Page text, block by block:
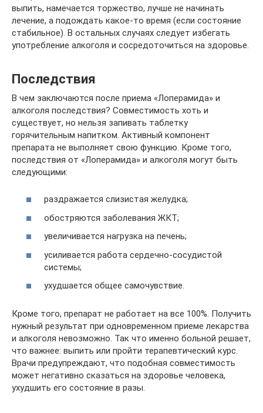
выпить, намечается торжество, лучше не начинать
лечение, а подождать какое-то время (если состояние
стабильное). В остальных случаях следует избегать
употребление алкоголя и сосредоточиться на здоровье.
Последствия
В чем заключаются после приема «Лоперамида» и
алкоголя последствия? Совместимость хоть и
существует, но нельзя запивать таблетку
горячительным напитком. Активный компонент
препарата не выполняет свою функцию. Кроме того,
последствия от «Лоперамида» и алкоголя могут быть
следующими:
раздражается слизистая желудка;
обостряются заболевания ЖКТ;
увеличивается нагрузка на печень;
усиливается работа сердечно-сосудистой
системы;
ухудшается общее самочувствие.
Кроме того, препарат не работает на все 100%. Получить
нужный результат при одновременном приеме лекарства
и алкоголя невозможно. Так что именно больной решает,
что важнее: выпить или пройти терапевтический курс.
Врачи предупреждают, что подобная совместимость
может негативно сказаться на здоровье человека,
ухудшить его состояние в разы.